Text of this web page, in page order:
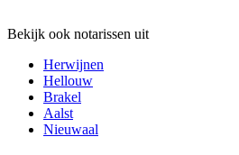
Bekijk ook notarissen uit
Herwijnen
Hellouw
Brakel
Aalst
Nieuwaal